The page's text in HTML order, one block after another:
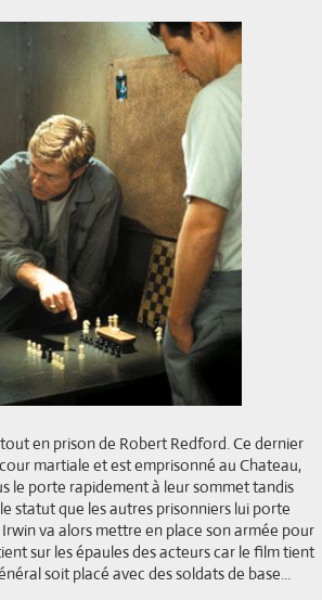
en prison de Robert Redford. Ce dernier
martiale et est emprisonné au Chateau,
le porte rapidement à leur sommet tandis
statut que les autres prisonniers lui porte
va alors mettre en place son armée pour
sur les épaules des acteurs car le film tient
soit placé avec des soldats de base...